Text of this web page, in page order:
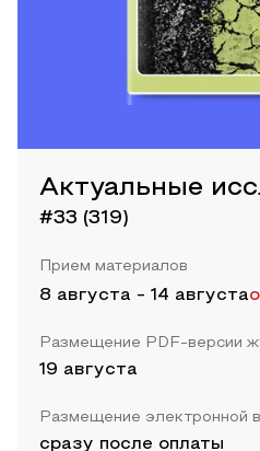
Актуальные
#33 (319)
Прием материалов
8 августа - 14 августа
Размещение PDF-версии
19 августа
Размещение электронной
сразу после оплаты